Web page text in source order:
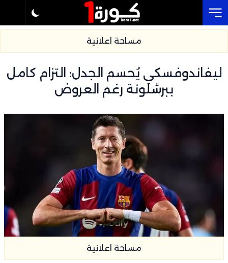
مساحة اعلانية
ليفاندوفسكي يُحسم الجدل: التزام كامل
ببرشلونة رغم العروض
مساحة اعلانية